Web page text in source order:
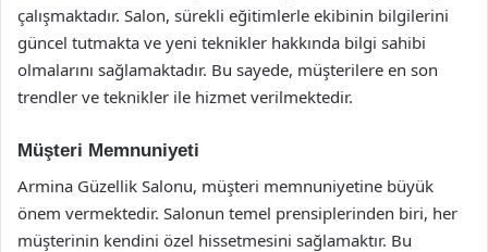
çalışmaktadır. Salon, sürekli eğitimlerle ekibinin bilgilerini
güncel tutmakta ve yeni teknikler hakkında bilgi sahibi
olmalarını sağlamaktadır. Bu sayede, müşterilere en son
trendler ve teknikler ile hizmet verilmektedir.
Müşteri Memnuniyeti
Armina Güzellik Salonu, müşteri memnuniyetine büyük
önem vermektedir. Salonun temel prensiplerinden biri, her
müşterinin kendini özel hissetmesini sağlamaktır. Bu